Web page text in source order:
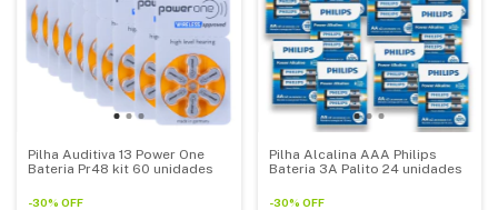
Pilha Auditiva 13 Power One
Bateria Pr48 kit 60 unidades
-30% OFF
Pilha Alcalina AAA Philips
Bateria 3A Palito 24 unidades
-30% OFF